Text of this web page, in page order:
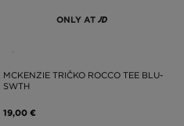
ONLY AT
MCKENZIE TRIČKO ROCCO TEE BLU-
SWTH
19,00 €